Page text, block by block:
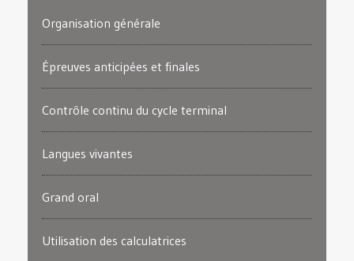
Organisation générale
Épreuves anticipées et finales
Contrôle continu du cycle terminal
Langues vivantes
Grand oral
Utilisation des calculatrices